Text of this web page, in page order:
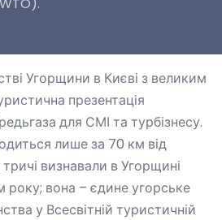
Угорщини в Києві з великим
презентація
для СМІ та турбізнесу.
лише за 70 км від
визнавали в Угорщині
року; вона – єдине угорське
у Всесвітній туристичній